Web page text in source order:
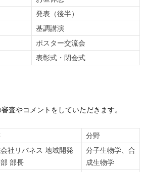
発表（後半）
基調講演
ポスター交流会
表彰式・閉会式
査やコメントをしていただきます。
分野
社リバネス 地域開発
部長
分子生物学、合
成生物学